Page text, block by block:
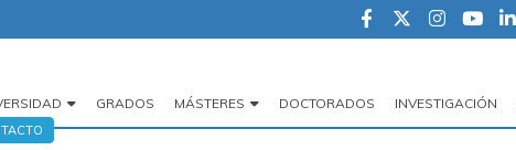
GRADOS MÁSTERES DOCTORADOS INVESTIGACIÓN